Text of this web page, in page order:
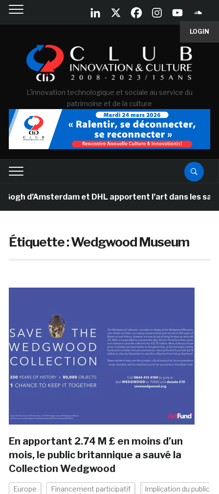
LOGIN
L'innovation technologique et sociale au service du
patrimoine et de la culture
d’Amsterdam et DHL apportent l’art dans les salles
Étiquette :Wedgwood Museum
En apportant 2.74 M £ en moins d’un
mois, le public britannique a sauvé la
Collection Wedgwood
Europe Financement participatif Implication du public